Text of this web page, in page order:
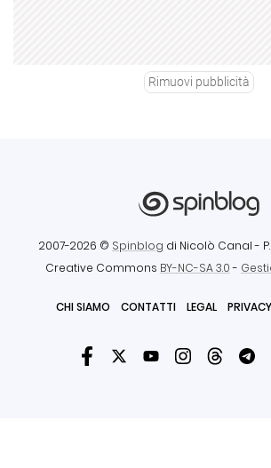
Rimuovi pubblicità
2007-2026 © Spinblog di Nicolò Canal -
Creative Commons BY-NC-SA 3.0-
CHI SIAMO CONTATTI LEGAL PRIVACY